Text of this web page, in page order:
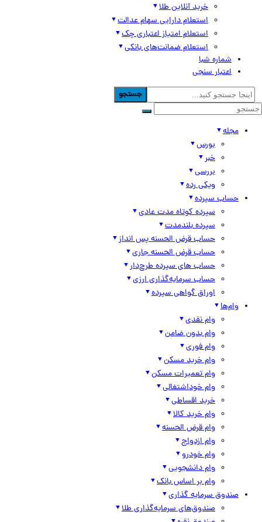
خرید آنلاین طلا
استعلام دارایی سهام عدالت
استعلام امتیاز اعتباری چک
استعلام ضمانت‌های بانکی
شماره شبا
اعتبار سنجی
جستجو
مجله
بورس
خبر
بررسی
ویکی رده
حساب سپرده
سپرده کوتاه مدت عادی
سپرده بلندمدت
حساب قرض الحسنه پس انداز
حساب قرض الحسنه جاری
حساب های سپرده طرح‌دار
حساب سرمایه‌گذاری ارزی
اوراق گواهی سپرده
وام‌ها
وام نقدی
وام بدون ضامن
وام فوری
وام خرید مسکن
وام تعمیرات مسکن
وام خوداشتغالی
خرید اقساطی
وام خرید کالا
وام قرض الحسنه
وام ازدواج
وام خودرو
وام دانشجویی
وام بر اساس بانک
صندوق سرمایه گذاری
صندوق‌های سرمایه‌گذاری طلا